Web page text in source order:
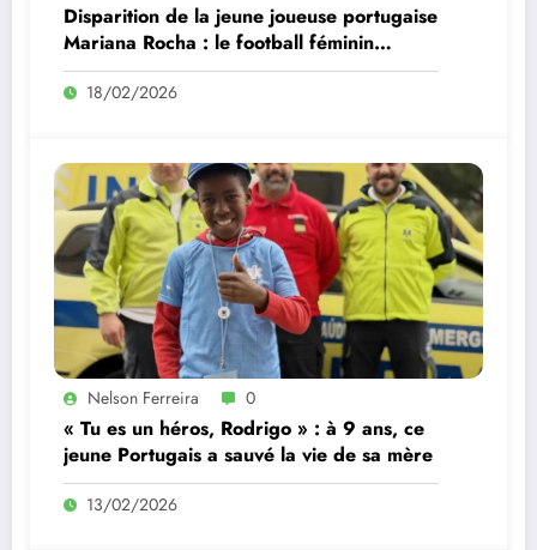
Disparition de la jeune joueuse portugaise
Mariana Rocha : le football féminin
frappé par une tragédie
18/02/2026
Nelson Ferreira 0
« Tu es un héros, Rodrigo » : à 9 ans, ce
jeune Portugais a sauvé la vie de sa mère
13/02/2026